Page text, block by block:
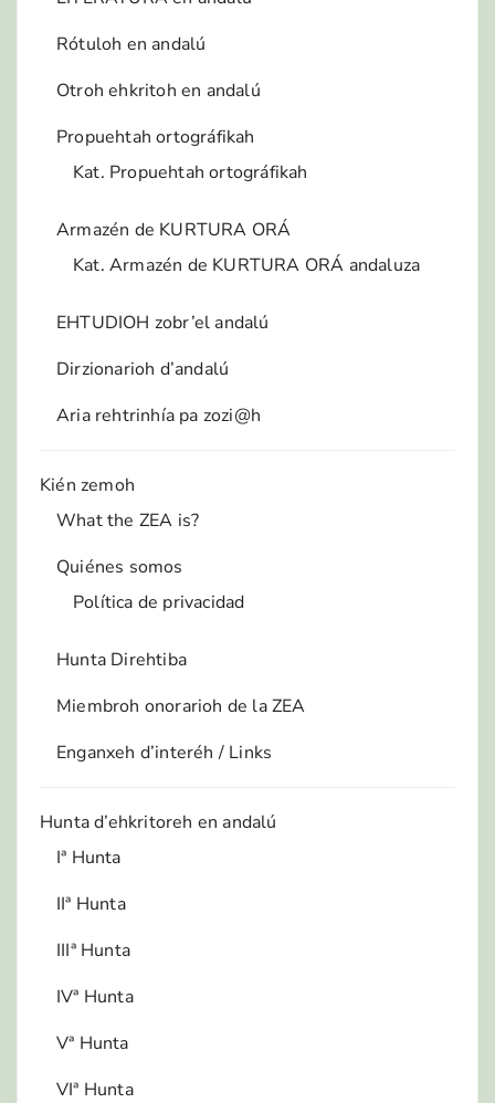
Rótuloh en andalú
Otroh ehkritoh en andalú
Propuehtah ortográfikah
Kat. Propuehtah ortográfikah
Armazén de KURTURA ORÁ
Kat. Armazén de KURTURA ORÁ andaluza
EHTUDIOH zobr’el andalú
Dirzionarioh d’andalú
Aria rehtrinhía pa zozi@h
Kién zemoh
What the ZEA is?
Quiénes somos
Política de privacidad
Hunta Direhtiba
Miembroh onorarioh de la ZEA
Enganxeh d’interéh / Links
Hunta d’ehkritoreh en andalú
Iª Hunta
IIª Hunta
IIIª Hunta
IVª Hunta
Vª Hunta
VIª Hunta